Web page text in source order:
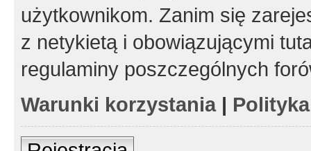
użytkownikom. Zanim się
z netykietą i obowiązującymi
regulaminy poszczególnych
Warunki korzystania|